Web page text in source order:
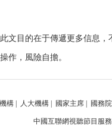
文目的在于傳遞更多信息，
作，風險自擔。
構 人大機構 國家主席 國務院
中國互聯網視聽節目服